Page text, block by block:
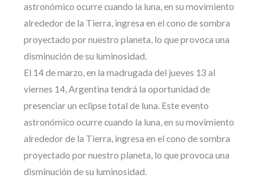
astronómico ocurre cuando la luna, en su movimiento
alrededor de la Tierra, ingresa en el cono de sombra
proyectado por nuestro planeta, lo que provoca una
disminución de su luminosidad.
El 14 de marzo, en la madrugada del jueves 13 al
viernes 14, Argentina tendrá la oportunidad de
presenciar un eclipse total de luna. Este evento
astronómico ocurre cuando la luna, en su movimiento
alrededor de la Tierra, ingresa en el cono de sombra
proyectado por nuestro planeta, lo que provoca una
disminución de su luminosidad.